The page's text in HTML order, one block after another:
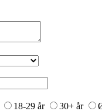
18-29 år 30+ år